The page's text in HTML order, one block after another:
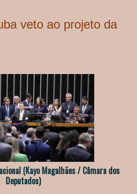
veto ao projeto da
(Kayo Magalhães / Câmara dos
Deputados)